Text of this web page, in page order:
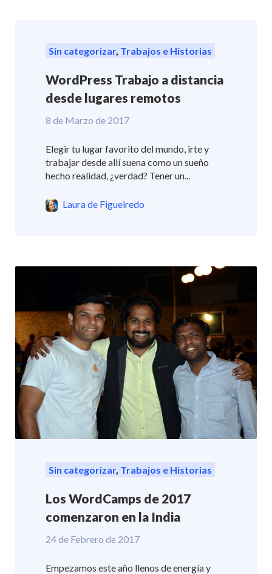
Sin categorizar, Trabajos e Historias
WordPress Trabajo a distancia
desde lugares remotos
8 de Marzo de 2017
Elegir tu lugar favorito del mundo, irte y
trabajar desde allí suena como un sueño
hecho realidad, ¿verdad? Tener un...
Laura de Figueiredo
Sin categorizar, Trabajos e Historias
Los WordCamps de 2017
comenzaron en la India
24 de Febrero de 2017
Empezamos este año llenos de energía y